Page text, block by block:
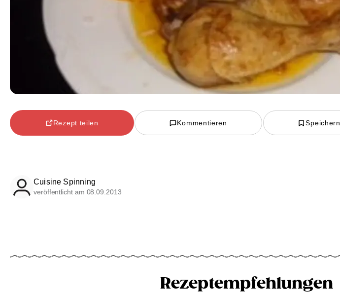
Rezept teilen Kommentieren Speichern
Cuisine Spinning
veröffentlicht am 08.09.2013
Rezeptempfehlungen